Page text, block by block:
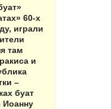
60-х
играли
там
и
–
буат
Иоанну